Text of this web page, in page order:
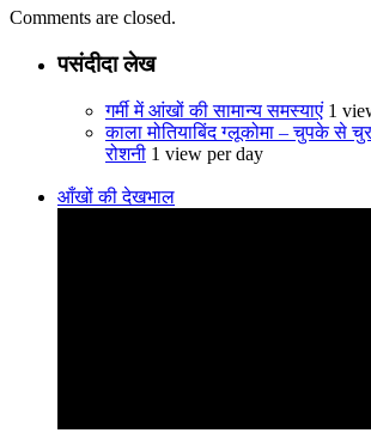
Comments are closed.
पसंदीदा लेख
गर्मी में आंखों की सामान्य समस्‍याएं 1
काला मोतियाबिंद ग्‍लूकोमा – चुपके से
रोशनी 1 view per day
आँखों की देखभाल